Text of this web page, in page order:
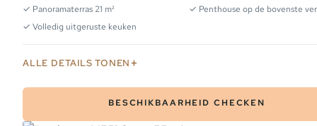
✓ Panoramaterras 21 m²
✓ Penthouse op de bovenste
✓ Volledig uitgeruste keuken
ALLE DETAILS TONEN
BESCHIKBAARHEID CHECKEN